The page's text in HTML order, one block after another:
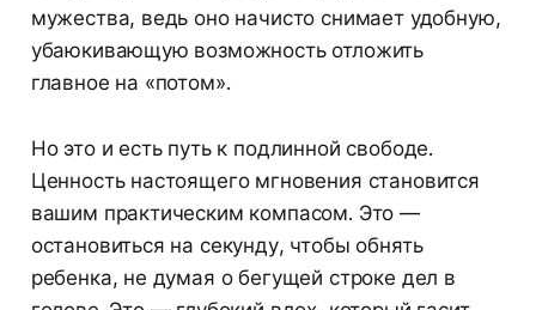
мужества, ведь оно начисто снимает удобную,
убаюкивающую возможность отложить
главное на «потом».
Но это и есть путь к подлинной свободе.
Ценность настоящего мгновения становится
вашим практическим компасом. Это —
остановиться на секунду, чтобы обнять
ребенка, не думая о бегущей строке дел в